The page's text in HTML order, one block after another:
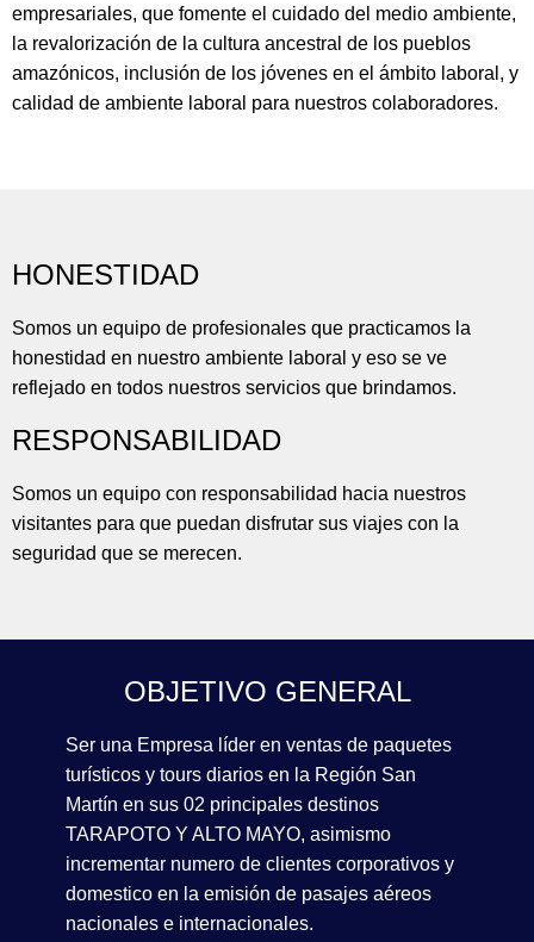
empresariales, que fomente el cuidado del medio ambiente,
la revalorización de la cultura ancestral de los pueblos
amazónicos, inclusión de los jóvenes en el ámbito laboral, y
calidad de ambiente laboral para nuestros colaboradores.
HONESTIDAD
Somos un equipo de profesionales que practicamos la
honestidad en nuestro ambiente laboral y eso se ve
reflejado en todos nuestros servicios que brindamos.
RESPONSABILIDAD
Somos un equipo con responsabilidad hacia nuestros
visitantes para que puedan disfrutar sus viajes con la
seguridad que se merecen.
OBJETIVO GENERAL
Ser una Empresa líder en ventas de paquetes
turísticos y tours diarios en la Región San
Martín en sus 02 principales destinos
TARAPOTO Y ALTO MAYO, asimismo
incrementar numero de clientes corporativos y
domestico en la emisión de pasajes aéreos
nacionales e internacionales.